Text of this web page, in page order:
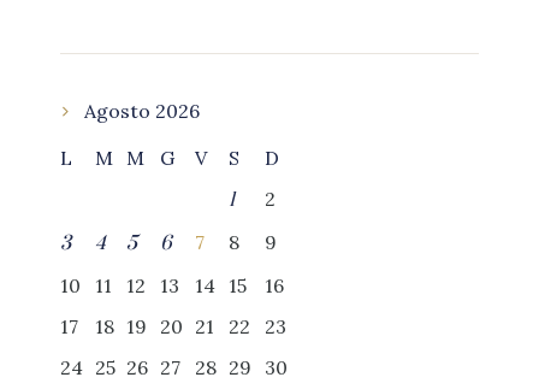
Agosto 2026
L
M M G V S
D
1
2
3
4 5 6 7 8
9
10
11 12 13 14 15
16
17
18 19 20 21 22
23
24 25 26 27 28 29
30